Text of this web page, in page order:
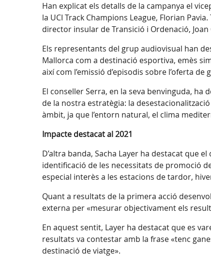
Han explicat els detalls de la campanya el
la UCI Track Champions League, Florian
director insular de Transició i Ordenació,
Els representants del grup audiovisual han
Mallorca com a destinació esportiva, emès
així com l’emissió d’episodis sobre l’oferta
El conseller Serra, en la seva benvinguda,
de la nostra estratègia: la
àmbit, ja que l’entorn natural, el clima
Impacte destacat al 2021
D’altra banda, Sacha Layer ha destacat que
identificació de les necessitats de promoció
especial interès a les estacions de tardor,
Quant a resultats de la primera acció
externa per «mesurar objectivament els
En aquest sentit, Layer ha destacat que es
resultats va contestar amb la frase «tenc
destinació de viatge».